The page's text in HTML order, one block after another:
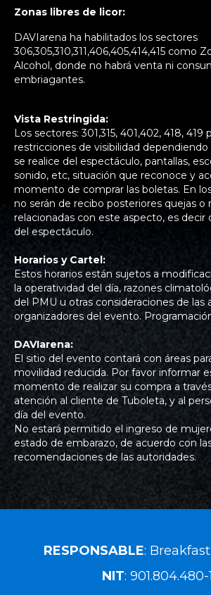
Zonas libres de licor:
DAVIarena ha habilitados los sectores
306,305,310,311,406,405,414,415 como
Alcohol, donde no habrá venta ni
embriagantes.
Vista Restringida:
Los sectores: 301,315, 401,402, 418,
restricciones de visibilidad
se realice del espectáculo, pantallas,
sonido, etc, situación que reconoce y
momento de comprar las boletas. En
no serán de recibo posteriores quejas o
relacionadas con este aspecto, es decir
del espectáculo.
Horarios y Cartel:
Estos horarios están sujetos a
la operatividad del día, razones
del PMU u otras consideraciones de las
organizadores del evento.
DAVIarena:
El sitio del evento contará con áreas
movilidad reducida. Por favor informar
momento de realizar su compra a
atención al cliente de Tuboleta, y al
día del evento.
No estará permitido el ingreso de
estado de embarazo, de acuerdo con
recomendaciones de las autoridades.
RESPONSABLE: Breakfast
NIT: 901.804.480-1